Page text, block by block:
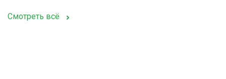
Смотреть всё